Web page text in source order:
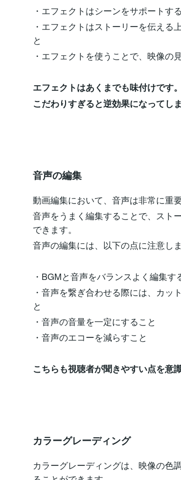
・エフェクトはシーンをサポートす
・エフェクトはストーリーを伝える
と
・エフェクトを使うことで、映像の
エフェクトはあくまでも味付けです。
こだわりすぎると逆効果になってし
音声の編集
動画編集において、音声は非常に重
音声をうまく編集することで、スト
できます。
音声の編集には、以下の点に注意しま
・BGMと音声をバランスよく編集す
・音声を繋ぎ合わせる際には、カッ
と
・音声の音量を一定にすること
・音声のエコーを減らすこと
こちらも視聴者が聞きやすい点を意
カラーグレーディング
カラーグレーディングは、映像の色